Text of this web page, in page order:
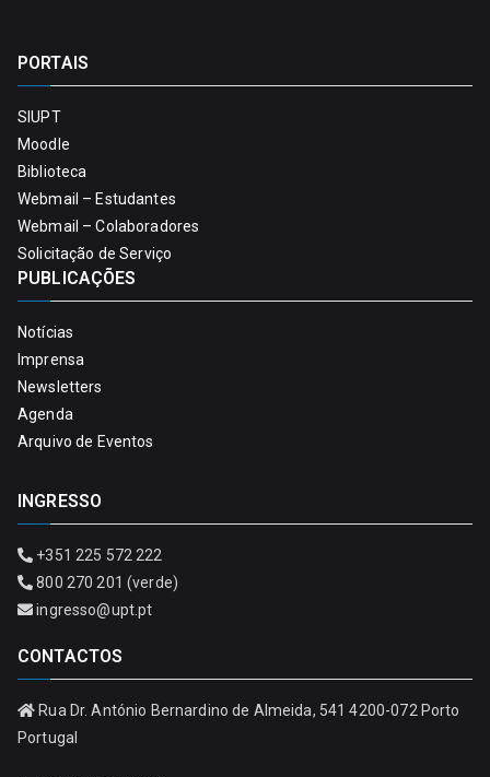
PORTAIS
SIUPT
Moodle
Biblioteca
Webmail – Estudantes
Webmail – Colaboradores
Solicitação de Serviço
PUBLICAÇÕES
Notícias
Imprensa
Newsletters
Agenda
Arquivo de Eventos
INGRESSO
+351 225 572 222
800 270 201 (verde)
ingresso@upt.pt
CONTACTOS
Rua Dr. António Bernardino de Almeida, 541 4200-072 Porto
Portugal